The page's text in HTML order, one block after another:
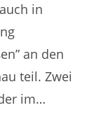
in
an den
teil. Zwei
im…